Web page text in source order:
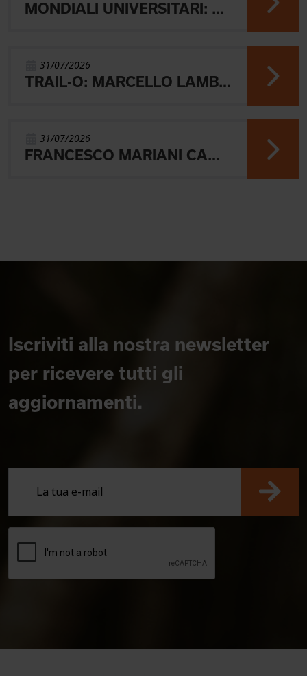
MONDIALI UNIVERSITARI: MARIANI CHIUDE 4° NELLA MIDDLE
31/07/2026
TRAIL-O: MARCELLO LAMBERTINI E' ARGENTO EUROPEO IN POLONIA
31/07/2026
FRANCESCO MARIANI CAMPIONE DEL MONDO UNIVERSITARIO NELLA SPRINT DI ORIENTEERING
Iscriviti alla nostra newsletter
per ricevere tutti gli
aggiornamenti.